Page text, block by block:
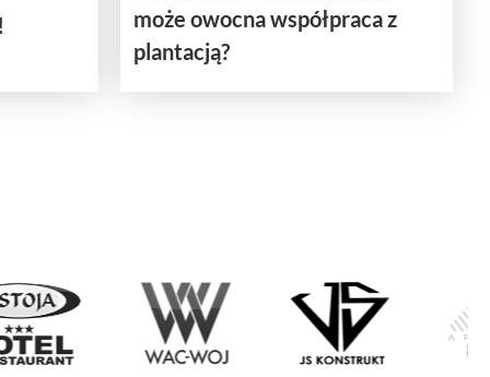
może owocna współpraca z
plantacją?